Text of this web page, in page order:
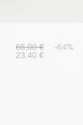
65,00 € -64%
23,40 €